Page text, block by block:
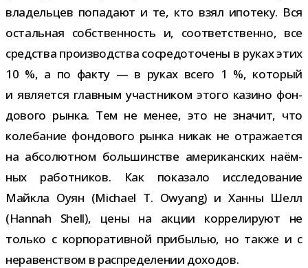
вла­дель­цев попа­дают и те, кто взял ипо­теку. Вся
осталь­ная соб­ствен­ность и, соот­вет­ственно, все
сред­ства про­из­вод­ства сосре­до­то­чены в руках этих
10 %, а по факту — в руках всего 1 %, кото­рый
и явля­ется глав­ным участ­ни­ком этого казино фон­
до­вого рынка. Тем не менее, это не зна­чит, что
коле­ба­ние фон­до­вого рынка никак не отра­жа­ется
на абсо­лют­ном боль­шин­стве аме­ри­кан­ских наём­
ных работ­ни­ков. Как пока­зало иссле­до­ва­ние
Майкла Оуян (Michael T. Owyang) и Ханны Шелл
(Hannah Shell), цены на акции кор­ре­ли­руют не
только с кор­по­ра­тив­ной при­бы­лью, но также и с
нера­вен­ством в рас­пре­де­ле­нии доходов.